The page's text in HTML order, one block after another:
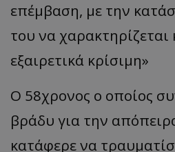
επέμβαση, με την
του να χαρακτηρίζεται
εξαιρετικά κρίσιμη»
Ο 58χρονος ο οποίος
βράδυ για την
κατάφερε να